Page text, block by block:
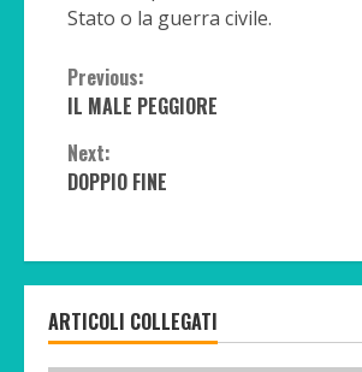
Stato o la guerra civile.
Continue
Reading
Previous:
IL MALE PEGGIORE
Next:
DOPPIO FINE
ARTICOLI COLLEGATI